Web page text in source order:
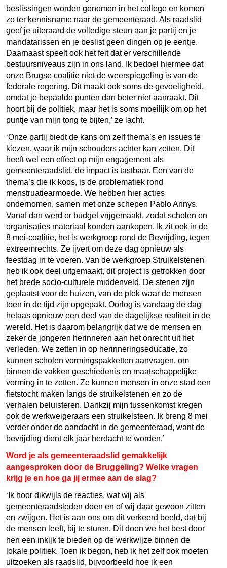
beslissingen worden genomen in het college en komen
zo ter kennisname naar de gemeenteraad. Als raadslid
geef je uiteraard de volledige steun aan je partij en je
mandatarissen en je beslist geen dingen op je eentje.
Daarnaast speelt ook het feit dat er verschillende
bestuursniveaus zijn in ons land. Ik bedoel hiermee dat
onze Brugse coalitie niet de weerspiegeling is van de
federale regering. Dit maakt ook soms de gevoeligheid,
omdat je bepaalde punten dan beter niet aanraakt. Dit
hoort bij de politiek, maar het is soms moeilijk om op het
puntje van mijn tong te bijten,’ ze lacht.
‘Onze partij biedt de kans om zelf thema’s en issues te
kiezen, waar ik mijn schouders achter kan zetten. Dit
heeft wel een effect op mijn engagement als
gemeenteraadslid, de impact is tastbaar. Een van de
thema’s die ik koos, is de problematiek rond
menstruatiearmoede. We hebben hier acties
ondernomen, samen met onze schepen Pablo Annys.
Vanaf dan werd er budget vrijgemaakt, zodat scholen en
organisaties materiaal konden aankopen. Ik zit ook in de
8 mei-coalitie, het is werkgroep rond de Bevrijding, tegen
extreemrechts. Ze ijvert om deze dag opnieuw als
feestdag in te voeren. Van de werkgroep Struikelstenen
heb ik ook deel uitgemaakt, dit project is getrokken door
het brede socio-culturele middenveld. De stenen zijn
geplaatst voor de huizen, van de plek waar de mensen
toen in de tijd zijn opgepakt. Oorlog is vandaag de dag
helaas opnieuw een deel van de dagelijkse realiteit in de
wereld. Het is daarom belangrijk dat we de mensen en
zeker de jongeren herinneren aan het onrecht uit het
verleden. We zetten in op herinneringseducatie, zo
kunnen scholen vormingspakketten aanvragen, om
binnen de vakken geschiedenis en maatschappelijke
vorming in te zetten. Ze kunnen mensen in onze stad een
fietstocht maken langs de struikelstenen en zo de
verhalen beluisteren. Dankzij mijn tussenkomst kregen
ook de werkweigeraars een struikelsteen. Ik breng 8 mei
verder onder de aandacht in de gemeenteraad, want de
bevrijding dient elk jaar herdacht te worden.’
Word je als gemeenteraadslid gemakkelijk
aangesproken door de Bruggeling? Welke vragen
krijg je en hoe ga jij ermee aan de slag?
‘Ik hoor dikwijls de reacties, wat wij als
gemeenteraadsleden doen en of wij daar gewoon zitten
en zwijgen. Het is aan ons om dit verkeerd beeld, dat bij
de mensen leeft, bij te sturen. Dit doen we het best door
hen een inkijk te bieden op de werkwijze binnen de
lokale politiek. Toen ik begon, heb ik het zelf ook moeten
uitzoeken als raadslid, bijvoorbeeld hoe ik een